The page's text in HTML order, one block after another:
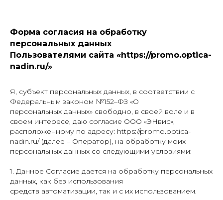
Форма согласия на обработку
персональных данных
Пользователями сайта «https://promo.optica-
nadin.ru/»
Я, субъект персональных данных, в соответствии с
Федеральным законом №152–ФЗ «О
персональных данных» свободно, в своей воле и в
своем интересе, даю согласие ООО «ЭНвис»,
расположенному по адресу: https://promo.optica-
nadin.ru/ (далее – Оператор), на обработку моих
персональных данных со следующими условиями:
1. Данное Согласие дается на обработку персональных
данных, как без использования
средств автоматизации, так и с их использованием.